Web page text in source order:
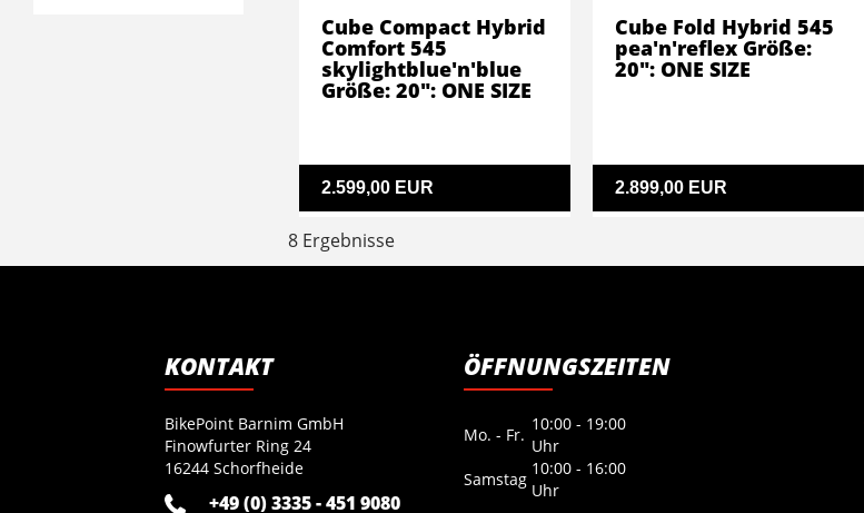
2.599,00 EUR
Cube Compact Hybrid
Comfort 545
skylightblue'n'blue
Größe: 20": ONE SIZE
2.899,00 EUR
Cube Fold Hybrid 545
pea'n'reflex Größe:
20": ONE SIZE
8 Ergebnisse
KONTAKT
BikePoint Barnim GmbH
Finowfurter Ring 24
16244 Schorfheide
+49 (0) 3335 - 451 9080
ÖFFNUNGSZEITEN
Mo. - Fr.
10:00 - 19:00
Uhr
Samstag
10:00 - 16:00
Uhr